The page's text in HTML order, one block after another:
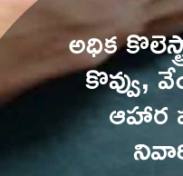
అధిక
కొవ్వు,
ఆహార